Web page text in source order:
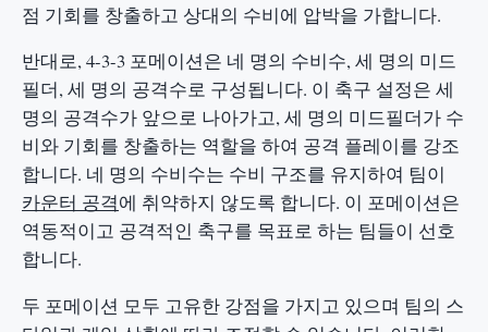
점 기회를 창출하고 상대의 수비에 압박을 가합니다.
반대로, 4-3-3 포메이션은 네 명의 수비수, 세 명의 미드
필더, 세 명의 공격수로 구성됩니다. 이 축구 설정은 세
명의 공격수가 앞으로 나아가고, 세 명의 미드필더가 수
비와 기회를 창출하는 역할을 하여 공격 플레이를 강조
합니다. 네 명의 수비수는 수비 구조를 유지하여 팀이
카운터 공격에 취약하지 않도록 합니다. 이 포메이션은
역동적이고 공격적인 축구를 목표로 하는 팀들이 선호
합니다.
두 포메이션 모두 고유한 강점을 가지고 있으며 팀의 스